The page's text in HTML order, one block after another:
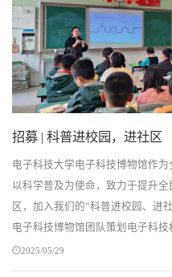
招募 | 科普进校园，进社区
电子科技大学电子科技博物馆作为
以科学普及为使命，致力于提升
区，加入我们的“科普进校园、进
电子科技博物馆团队策划电子科
开展，包含讲座、实验、互动等形
2025/05/29